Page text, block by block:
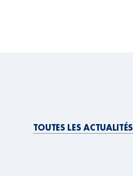
TOUTES LES ACTUALITÉS